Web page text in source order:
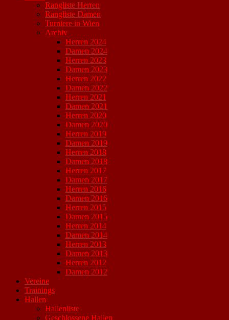
Rangliste Herren
Rangliste Damen
Turniere in Wien
Archiv
Herren 2024
Damen 2024
Herren 2023
Damen 2023
Herren 2022
Damen 2022
Herren 2021
Damen 2021
Herren 2020
Damen 2020
Herren 2019
Damen 2019
Herren 2018
Damen 2018
Herren 2017
Damen 2017
Herren 2016
Damen 2016
Herren 2015
Damen 2015
Herren 2014
Damen 2014
Herren 2013
Damen 2013
Herren 2012
Damen 2012
Vereine
Trainings
Hallen
Hallenliste
Geschlossene Hallen